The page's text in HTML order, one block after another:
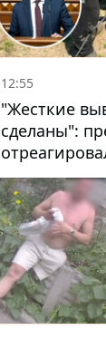
12:55
"Жесткие
сделаны":
отсутствие